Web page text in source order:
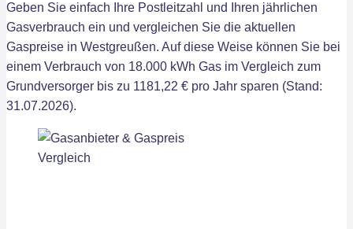
Geben Sie einfach Ihre Postleitzahl und Ihren jährlichen
Gasverbrauch ein und vergleichen Sie die aktuellen
Gaspreise in Westgreußen. Auf diese Weise können Sie bei
einem Verbrauch von 18.000 kWh Gas im Vergleich zum
Grundversorger bis zu 1181,22 € pro Jahr sparen (Stand:
31.07.2026).